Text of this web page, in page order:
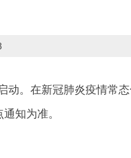
。在新冠肺炎疫情常
知为准。